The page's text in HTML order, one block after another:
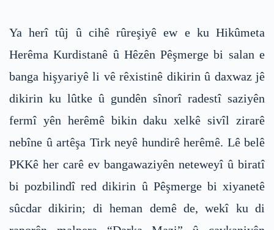
Ya herî tûj û cihê rûreşiyê ew e ku Hikûmeta
Herêma Kurdistanê û Hêzên Pêşmerge bi salan e
banga hişyariyê li vê rêxistinê dikirin û daxwaz jê
dikirin ku lûtke û gundên sînorî radestî saziyên
fermî yên herêmê bikin daku xelkê sivîl zirarê
nebîne û artêşa Tirk neyê hundirê herêmê. Lê belê
PKKê her carê ev bangawaziyên neteweyî û biratî
bi pozbilindî red dikirin û Pêşmerge bi xiyanetê
sûcdar dikirin; di heman demê de, wekî ku di